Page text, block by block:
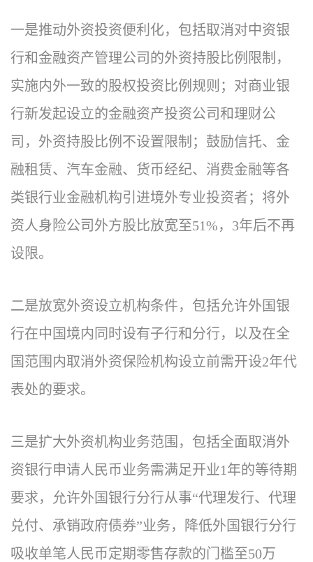
一是推动外资投资便利化，包括取消对中资银
行和金融资产管理公司的外资持股比例限制，
实施内外一致的股权投资比例规则；对商业银
行新发起设立的金融资产投资公司和理财公
司，外资持股比例不设置限制；鼓励信托、金
融租赁、汽车金融、货币经纪、消费金融等各
类银行业金融机构引进境外专业投资者；将外
资人身险公司外方股比放宽至51%，3年后不再
设限。
二是放宽外资设立机构条件，包括允许外国银
行在中国境内同时设有子行和分行，以及在全
国范围内取消外资保险机构设立前需开设2年代
表处的要求。
三是扩大外资机构业务范围，包括全面取消外
资银行申请人民币业务需满足开业1年的等待期
要求，允许外国银行分行从事“代理发行、代理
兑付、承销政府债券”业务，降低外国银行分行
吸收单笔人民币定期零售存款的门槛至50万